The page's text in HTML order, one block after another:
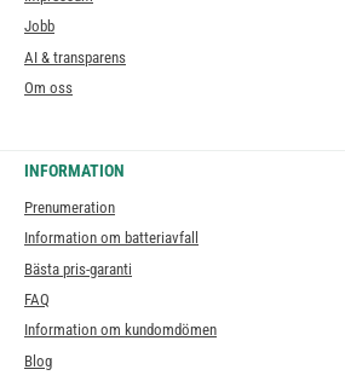
Jobb
AI & transparens
Om oss
INFORMATION
Prenumeration
Information om batteriavfall
Bästa pris-garanti
FAQ
Information om kundomdömen
Blog